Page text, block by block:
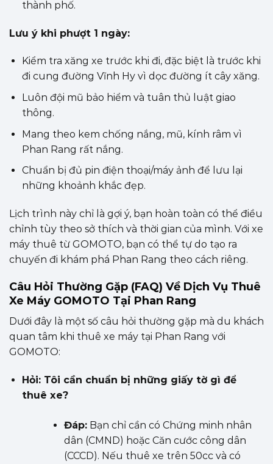
thành phố.
Lưu ý khi phượt 1 ngày:
Kiểm tra xăng xe trước khi đi, đặc biệt là trước khi
đi cung đường Vĩnh Hy vì dọc đường ít cây xăng.
Luôn đội mũ bảo hiểm và tuân thủ luật giao
thông.
Mang theo kem chống nắng, mũ, kính râm vì
Phan Rang rất nắng.
Chuẩn bị đủ pin điện thoại/máy ảnh để lưu lại
những khoảnh khắc đẹp.
Lịch trình này chỉ là gợi ý, bạn hoàn toàn có thể điều
chỉnh tùy theo sở thích và thời gian của mình. Với xe
máy thuê từ GOMOTO, bạn có thể tự do tạo ra
chuyến đi khám phá Phan Rang theo cách riêng.
Câu Hỏi Thường Gặp (FAQ) Về Dịch Vụ Thuê
Xe Máy GOMOTO Tại Phan Rang
Dưới đây là một số câu hỏi thường gặp mà du khách
quan tâm khi thuê xe máy tại Phan Rang với
GOMOTO:
Hỏi: Tôi cần chuẩn bị những giấy tờ gì để
thuê xe?
Đáp:Bạn chỉ cần có Chứng minh nhân
dân (CMND) hoặc Căn cước công dân
(CCCD). Nếu thuê xe trên 50cc và có